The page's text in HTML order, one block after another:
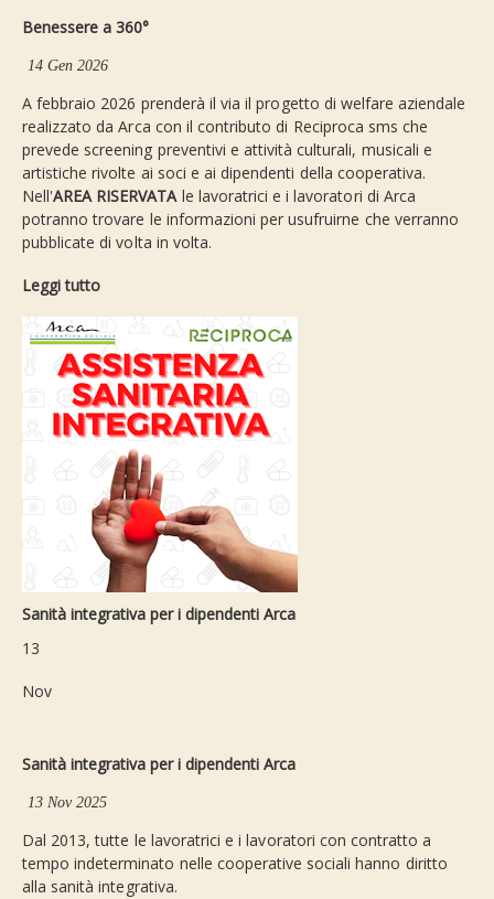
Benessere a 360°
14 Gen 2026
A febbraio 2026 prenderà il via il progetto di welfare aziendale
realizzato da Arca con il contributo di Reciproca sms che
prevede screening preventivi e attività culturali, musicali e
artistiche rivolte ai soci e ai dipendenti della cooperativa.
Nell'AREA RISERVATAle lavoratrici e i lavoratori di Arca
potranno trovare le informazioni per usufruirne che verranno
pubblicate di volta in volta.
Leggi tutto
Sanità integrativa per i dipendenti Arca
13
Nov
Sanità integrativa per i dipendenti Arca
13 Nov 2025
Dal 2013, tutte le lavoratrici e i lavoratori con contratto a
tempo indeterminato nelle cooperative sociali hanno diritto
alla sanità integrativa.